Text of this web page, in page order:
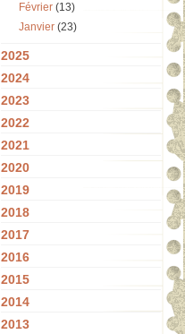
Février (13)
Janvier (23)
2025
2024
2023
2022
2021
2020
2019
2018
2017
2016
2015
2014
2013